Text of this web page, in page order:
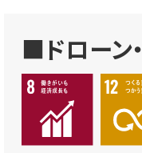
■ドローン